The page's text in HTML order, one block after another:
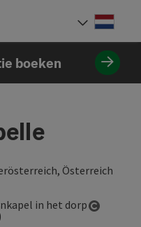
boeken
Österreich